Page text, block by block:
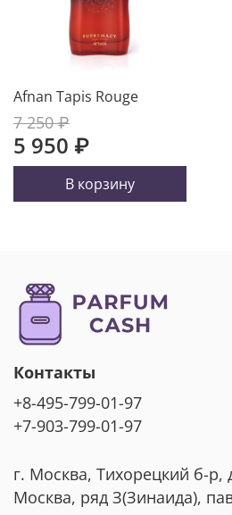
Afnan Tapis Rouge
7 250 ₽
5 950 ₽
В корзину
Контакты
+8-495-799-01-97
+7-903-799-01-97
г. Москва, Тихорецкий б-р,
Москва, ряд З(Зинаида),